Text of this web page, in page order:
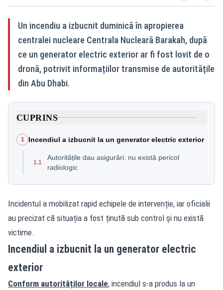
Un incendiu a izbucnit duminică în apropierea
centralei nucleare Centrala Nucleară Barakah, după
ce un generator electric exterior ar fi fost lovit de o
dronă, potrivit informațiilor transmise de autoritățile
din Abu Dhabi.
CUPRINS
1 Incendiul a izbucnit la un generator electric exterior
1.1
Autoritățile dau asigurări: nu există pericol
radiologic
Incidentul a mobilizat rapid echipele de intervenție, iar oficialii
au precizat că situația a fost ținută sub control și nu există
victime.
Incendiul a izbucnit la un generator electric
exterior
Conform autorităților locale, incendiul s-a produs la un